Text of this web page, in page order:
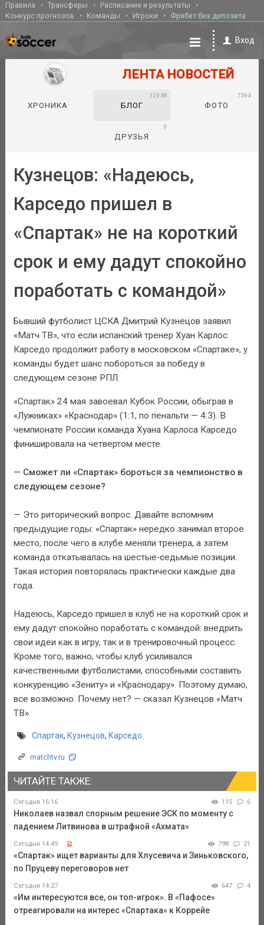
Правила Трансферы
Расписание и результаты
Конкурс прогнозов
Команды Игроки Фрибет без депозита
Вход
ЛЕНТА НОВОСТЕЙ
ХРОНИКА БЛОГ
12038
ФОТО
7594
ДРУЗЬЯ
0
Кузнецов: «Надеюсь,
Карседо пришел в
«Спартак» не на короткий
срок и ему дадут спокойно
поработать с командой»
Бывший футболист ЦСКА Дмитрий Кузнецов заявил
«Матч ТВ», что если испанский тренер Хуан Карлос
Карседо продолжит работу в московском «Спартаке», у
команды будет шанс побороться за победу в
следующем сезоне РПЛ.
«Спартак» 24 мая завоевал Кубок России, обыграв в
«Лужниках» «Краснодар» (1:1, по пенальти — 4:3). В
чемпионате России команда Хуана Карлоса Карседо
финишировала на четвертом месте.
— Сможет ли «Спартак» бороться за чемпионство в
следующем сезоне?
— Это риторический вопрос. Давайте вспомним
предыдущие годы: «Спартак» нередко занимал второе
место, после чего в клубе меняли тренера, а затем
команда откатывалась на шестые‑седьмые позиции.
Такая история повторялась практически каждые два
года.
Надеюсь, Карседо пришел в клуб не на короткий срок и
ему дадут спокойно поработать с командой: внедрить
свои идеи как в игру, так и в тренировочный процесс.
Кроме того, важно, чтобы клуб усиливался
качественными футболистами, способными составить
конкуренцию «Зениту» и «Краснодару». Поэтому думаю,
все возможно. Почему нет? — сказал Кузнецов «Матч
ТВ».
Спартак, Кузнецов, Карседо
matchtv.ru
ЧИТАЙТЕ ТАКЖЕ:
Сегодня 16:16 115 6
Николаев назвал спорным решение ЭСК по моменту с
падением Литвинова в штрафной «Ахмата»
Сегодня 14:49 798 21
«Спартак» ищет варианты для Хлусевича и Зиньковского,
по Пруцеву переговоров нет
Сегодня 14:27 647 4
«Им интересуются все, он топ-игрок». В «Пафосе»
отреагировали на интерес «Спартака» к Коррейе